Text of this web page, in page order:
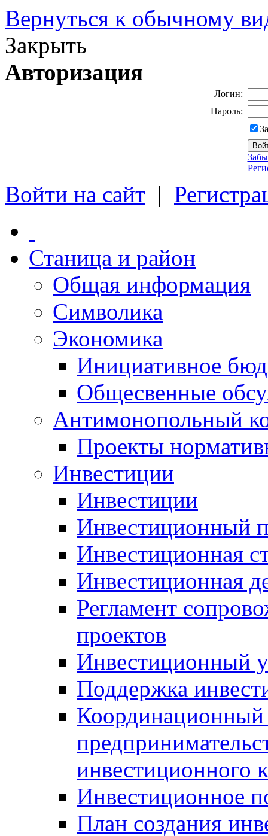
Вернуться к обычному
Закрыть
Авторизация
Логин:
Пароль:
Войти на сайт |
Станица и район
Общая информация
Символика
Экономика
Инициативное
Общесвенные
Антимонопольный
Проекты
Инвестиции
Инвестиции
Инвестиционный
Инвестиционная
Инвестиционная
Регламент
проектов
Инвестиционный
Поддержка
Координационный
инвестиционного
Инвестиционное
План создания